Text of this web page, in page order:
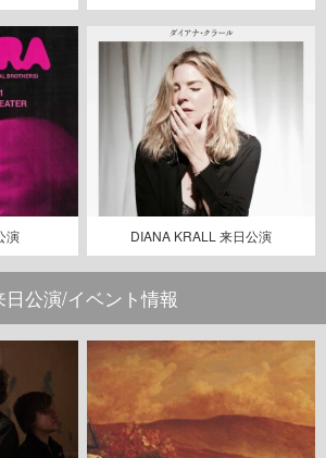
演 DIANA KRALL 来日公演
日公演/イベント情報